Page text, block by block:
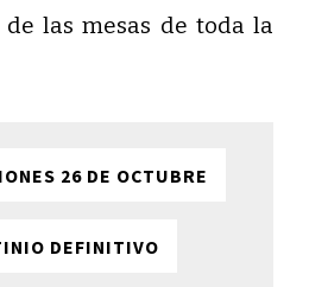
las mesas de toda la
26 DE OCTUBRE
DEFINITIVO